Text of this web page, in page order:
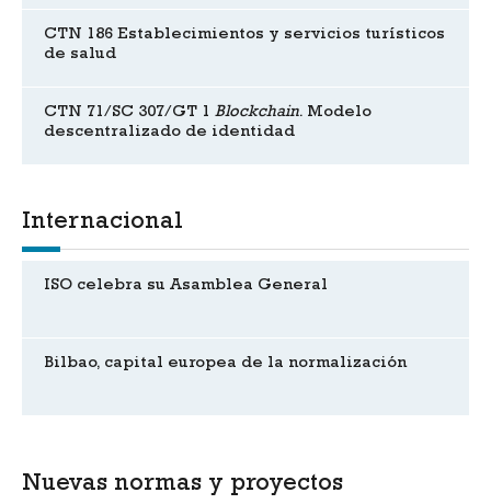
CTN 186 Establecimientos y servicios turísticos
de salud
CTN 71/SC 307/GT 1 Blockchain. Modelo
descentralizado de identidad
Internacional
ISO celebra su Asamblea General
Bilbao, capital europea de la normalización
Nuevas normas y proyectos